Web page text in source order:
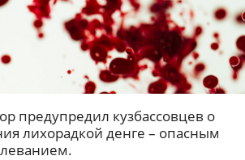
предупредил кузбассовцев о
лихорадкой денге – опасным